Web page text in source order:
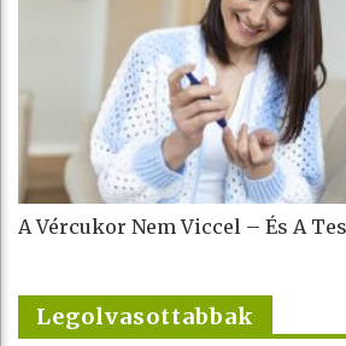
A Vércukor Nem Viccel – És A
Legolvasottabbak